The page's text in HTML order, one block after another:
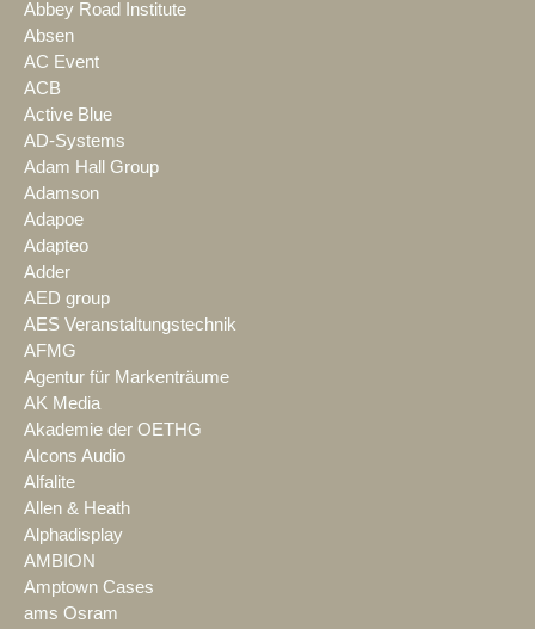
Abbey Road Institute
Absen
AC Event
ACB
Active Blue
AD-Systems
Adam Hall Group
Adamson
Adapoe
Adapteo
Adder
AED group
AES Veranstaltungstechnik
AFMG
Agentur für Markenträume
AK Media
Akademie der OETHG
Alcons Audio
Alfalite
Allen & Heath
Alphadisplay
AMBION
Amptown Cases
ams Osram